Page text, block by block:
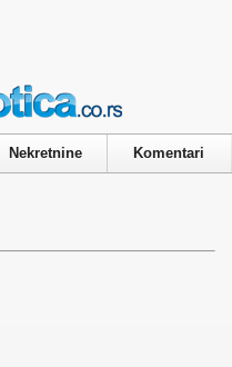
Nekretnine Komentari
Policy